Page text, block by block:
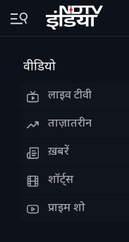
वीडियो
लाइव टीवी
ताज़ातरीन
ख़बरें
शॉर्ट्स
प्राइम शो